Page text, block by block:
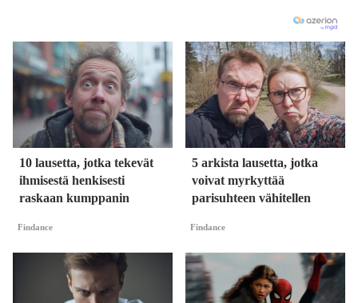
10 lausetta, jotka tekevät
ihmisestä henkisesti
raskaan kumppanin
Findance
5 arkista lausetta, jotka
voivat myrkyttää
parisuhteen vähitellen
Findance